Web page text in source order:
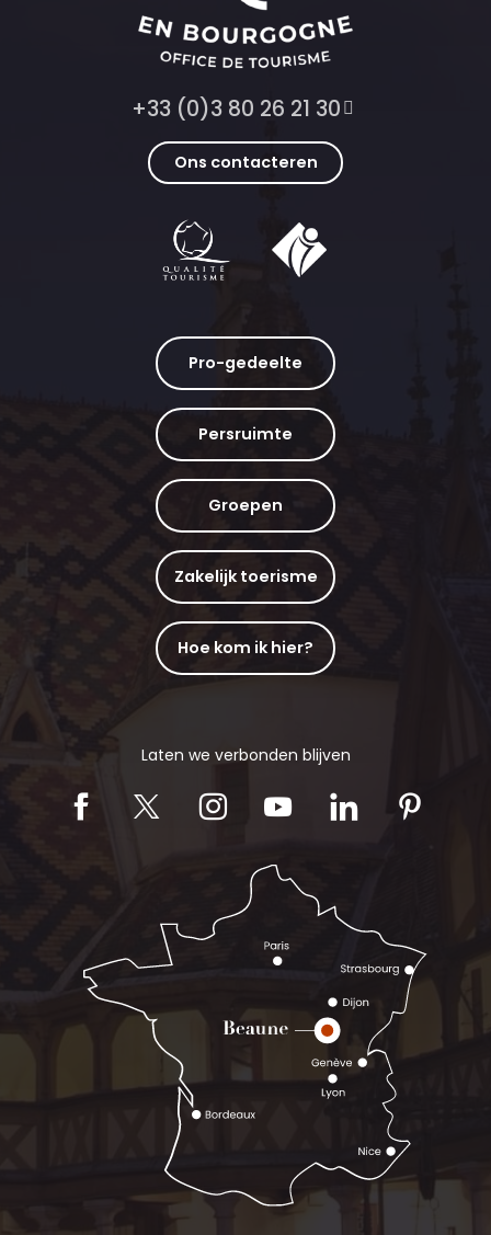
+33 (0)3 80 26 21 30
Ons contacteren
Pro-gedeelte
Persruimte
Groepen
Zakelijk toerisme
Hoe kom ik hier?
Laten we verbonden blijven